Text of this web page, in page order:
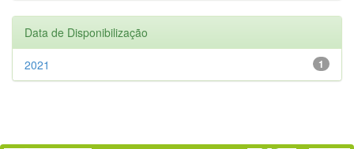
Data de Disponibilização
1
2021